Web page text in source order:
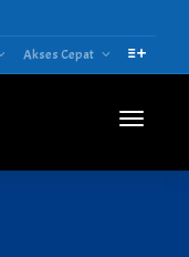
Akses Cepat